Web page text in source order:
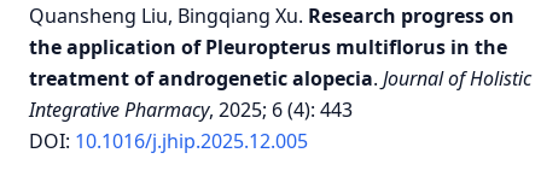
Quansheng Liu, Bingqiang Xu. Research progress on
the application of Pleuropterus multiflorus in the
treatment of androgenetic alopecia. Journal of Holistic
Integrative Pharmacy, 2025; 6 (4): 443
DOI: 10.1016/j.jhip.2025.12.005